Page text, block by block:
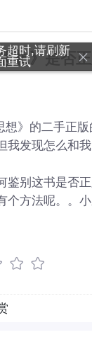
帖子详情
想》是否
想》的二手正
我发现怎么和
鉴别这书是否
个方法呢。。
超时,请刷新
重试